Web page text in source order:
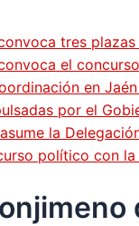
tres
el
en
por el
la
político con